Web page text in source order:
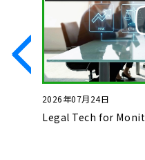
2026年07月24日
Legal Tech for